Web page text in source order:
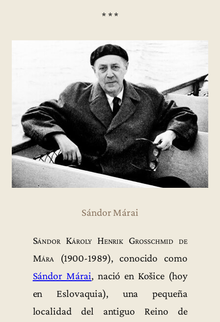
* * *
Sándor Márai
Sándor Károly Henrik Grosschmid de
Mára (1900-1989), conocido como
Sándor Márai, nació en Košice (hoy
en Eslovaquia), una pequeña
localidad del antiguo Reino de